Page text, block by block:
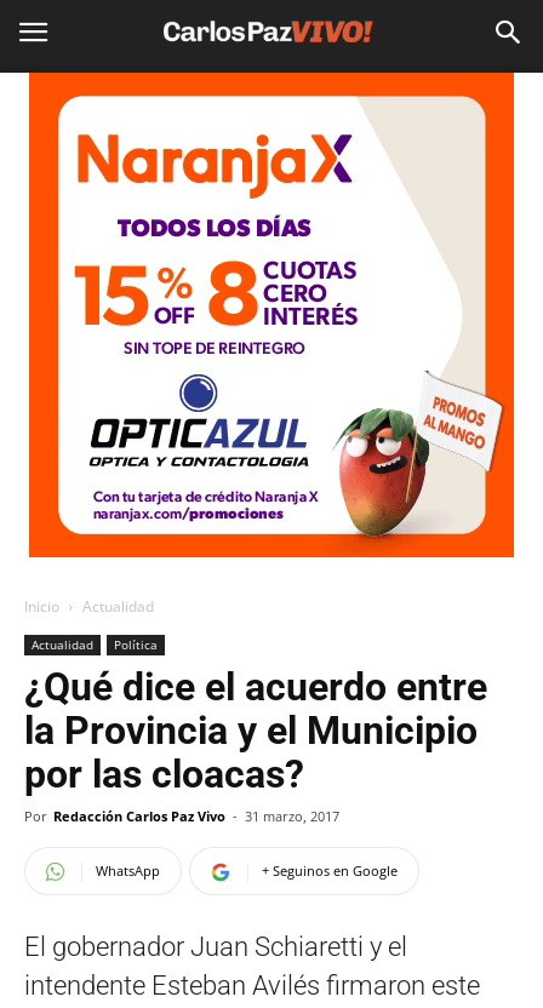
Inicio Actualidad
Actualidad Política
¿Qué dice el acuerdo entre
la Provincia y el Municipio
por las cloacas?
Por Redacción Carlos Paz Vivo - 31 marzo, 2017
WhatsApp + Seguinos en Google
El gobernador Juan Schiaretti y el
intendente Esteban Avilés firmaron este